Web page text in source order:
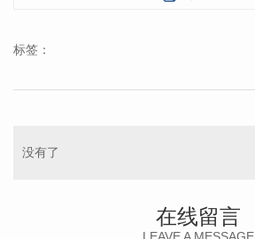
标签：
没有了
在线留言